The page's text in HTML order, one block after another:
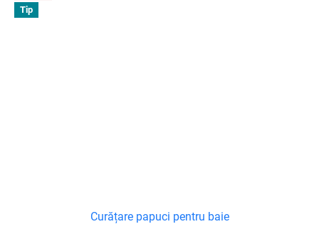
Tip
Curățare papuci pentru baie